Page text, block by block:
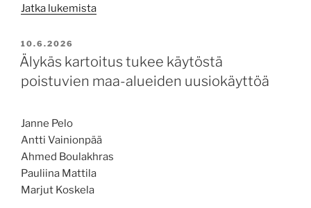
Jatka lukemista”Kieltenopettajat
inspiraatiota
etsimässä”
JULKAISTU
10.6.2026
Älykäs kartoitus tukee käytöstä
poistuvien maa-alueiden uusiokäyttöä
Janne Pelo
Antti Vainionpää
Ahmed Boulakhras
Pauliina Mattila
Marjut Koskela